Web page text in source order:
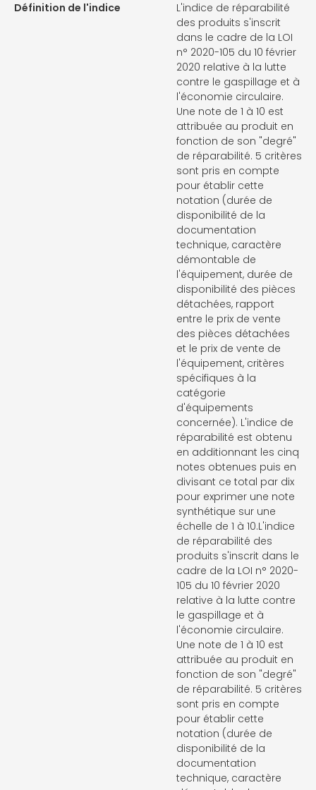
Définition de l'indice
L'indice de réparabilité
des produits s'inscrit
dans le cadre de la LOI
n° 2020-105 du 10 février
2020 relative à la lutte
contre le gaspillage et à
l'économie circulaire.
Une note de 1 à 10 est
attribuée au produit en
fonction de son "degré"
de réparabilité. 5 critères
sont pris en compte
pour établir cette
notation (durée de
disponibilité de la
documentation
technique, caractère
démontable de
l'équipement, durée de
disponibilité des pièces
détachées, rapport
entre le prix de vente
des pièces détachées
et le prix de vente de
l'équipement, critères
spécifiques à la
catégorie
d'équipements
concernée). L'indice de
réparabilité est obtenu
en additionnant les cinq
notes obtenues puis en
divisant ce total par dix
pour exprimer une note
synthétique sur une
échelle de 1 à 10.L'indice
de réparabilité des
produits s'inscrit dans le
cadre de la LOI n° 2020-
105 du 10 février 2020
relative à la lutte contre
le gaspillage et à
l'économie circulaire.
Une note de 1 à 10 est
attribuée au produit en
fonction de son "degré"
de réparabilité. 5 critères
sont pris en compte
pour établir cette
notation (durée de
disponibilité de la
documentation
technique, caractère